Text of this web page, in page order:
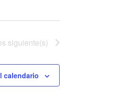
siguiente(s)
calendario